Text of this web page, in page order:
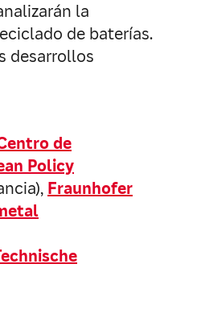
la
de baterías.
desarrollos
de
Policy
Fraunhofer